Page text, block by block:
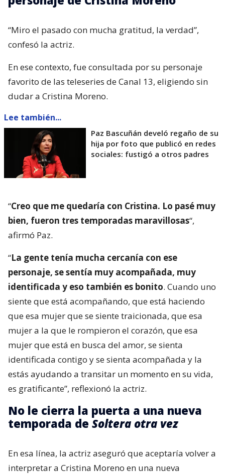
“Miro el pasado con mucha gratitud, la verdad”,
confesó la actriz.
En ese contexto, fue consultada por su personaje
favorito de las teleseries de Canal 13, eligiendo sin
dudar a Cristina Moreno.
Lee también...
Paz Bascuñán develó regaño de su
hija por foto que publicó en redes
sociales: fustigó a otros padres
“Creo que me quedaría con Cristina. Lo pasé muy
bien, fueron tres temporadas maravillosas“,
afirmó Paz.
“La gente tenía mucha cercanía con ese
personaje, se sentía muy acompañada, muy
identificada y eso también es bonito. Cuando uno
siente que está acompañando, que está haciendo
que esa mujer que se siente traicionada, que esa
mujer a la que le rompieron el corazón, que esa
mujer que está en busca del amor, se sienta
identificada contigo y se sienta acompañada y la
estás ayudando a transitar un momento en su vida,
es gratificante”, reflexionó la actriz.
No le cierra la puerta a una nueva
temporada de Soltera otra vez
En esa línea, la actriz aseguró que aceptaría volver a
interpretar a Cristina Moreno en una nueva